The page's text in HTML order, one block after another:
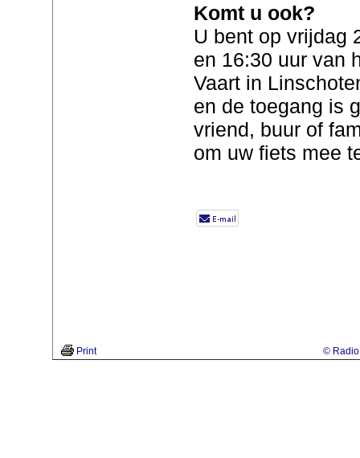
Komt u ook?
U bent op vrijdag
en 16:30 uur van
Vaart in
en de toegang is
vriend, buur of
om uw fiets mee
Print © Radio